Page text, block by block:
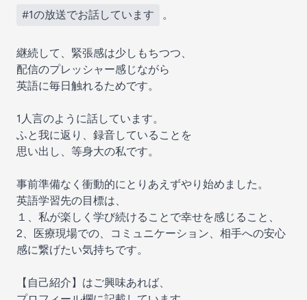
#1の放送でお話しています
。
継続して、緊張感は少しもちつつ、
配信のプレッシャー感じながら
英語に毎日触れるためです。
1人言のように話しています。
ふと我に返り、録音していることを
思い出し、等身大の私です。
事前準備なく衝動的にとりあえずやり始めました。
英語学習先の目標は、
１、私が楽しく学び続けることで幸せを感じること、
2、医療現場での、コミュニケーション、相手への安心
感に繋げたい気持ちです。
【自己紹介】はご興味あれば、